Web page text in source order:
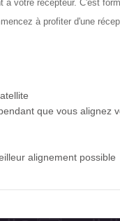
à votre récepteur. C'est
à profiter d'une
que vous alignez
alignement possible